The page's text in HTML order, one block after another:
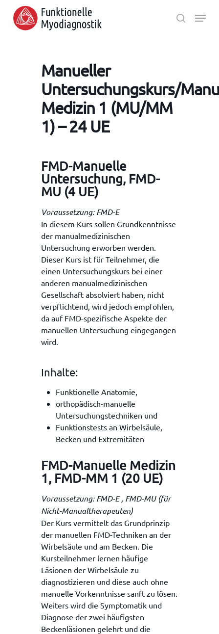
main
search
Menu
Manueller
Untersuchungskurs/
Medizin 1 (MU/MM
1) – 24 UE
FMD-Manuelle
Untersuchung, FMD-
MU (4 UE)
Voraussetzung: FMD-E
In diesem Kurs sollen Grundkenntnisse
der manualmedizinischen
Untersuchung erworben werden.
Dieser Kurs ist für Teilnehmer, die
einen Untersuchungskurs bei einer
anderen manualmedizinischen
Gesellschaft absolviert haben, nicht
verpflichtend, wird jedoch empfohlen,
da auf FMD-spezifische Aspekte der
manuellen Untersuchung eingegangen
wird.
Inhalte:
Funktionelle Anatomie,
orthopädisch-manuelle
Untersuchungstechniken und
Funktionstests an Wirbelsäule,
Becken und Extremitäten
FMD-Manuelle Medizin
1, FMD-MM 1 (20 UE)
Voraussetzung: FMD-E , FMD-MU (für
Nicht-Manualtherapeuten)
Der Kurs vermittelt das Grundprinzip
der manuellen FMD-Techniken an der
Wirbelsäule und am Becken. Die
Kursteilnehmer lernen häufige
Läsionen der Wirbelsäule zu
diagnostizieren und diese auch ohne
manuelle Vorkenntnisse sanft zu lösen.
Weiters wird die Symptomatik und
Diagnose der zwei häufigsten
Beckenläsionen gelehrt und die